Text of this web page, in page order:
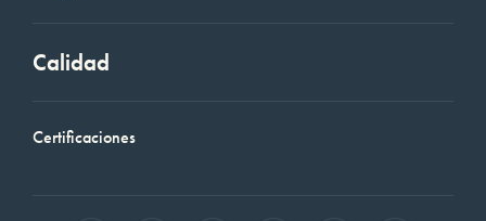
Calidad
Certificaciones